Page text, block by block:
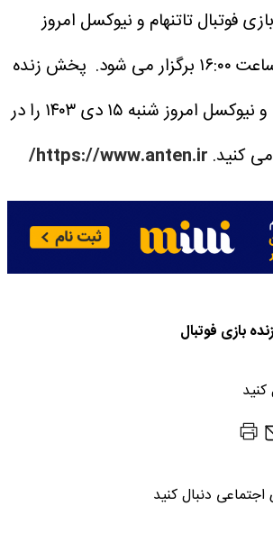
بازی فوتبال تاتنهام و نیوکسل امروز
پخش زنده
بازی فوتبال تاتنهام و نیوکسل امروز شنبه ۱۵ دی ۱۴۰۳ را در
کنید. https://www.anten.ir/
بازی فوتبال
اجتماعی دنبال کنید